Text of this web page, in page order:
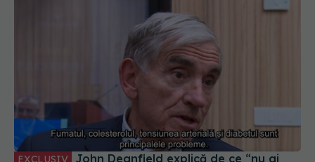
EXCLUSIV
voie” nu ne scapă de bolile cardiovasculare:
Prevenția, un “cont de economii” cu dobândă